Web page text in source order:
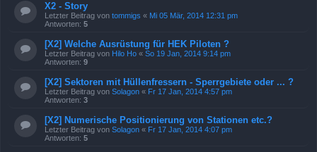
X2 - Story
Letzter Beitrag von tommigs « Mi 05 Mär, 2014 12:31 pm
Antworten: 5
[X2] Welche Ausrüstung für HEK Piloten ?
Letzter Beitrag von Hilo Ho « So 19 Jan, 2014 9:14 pm
Antworten: 9
[X2] Sektoren mit Hüllenfressern - Sperrgebiete oder ... ?
Letzter Beitrag von Solagon « Fr 17 Jan, 2014 4:57 pm
Antworten: 3
[X2] Numerische Positionierung von Stationen etc.?
Letzter Beitrag von Solagon « Fr 17 Jan, 2014 4:07 pm
Antworten: 5